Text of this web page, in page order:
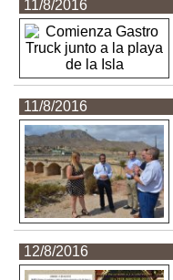
11/8/2016
11/8/2016
12/8/2016